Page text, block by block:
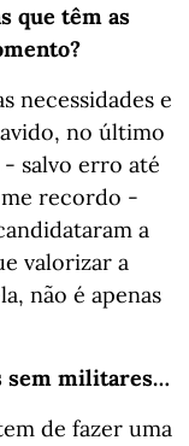
que têm as
necessidades e
no último
salvo erro até
recordo -
a
valorizar a
não é apenas
sem militares…
de fazer uma